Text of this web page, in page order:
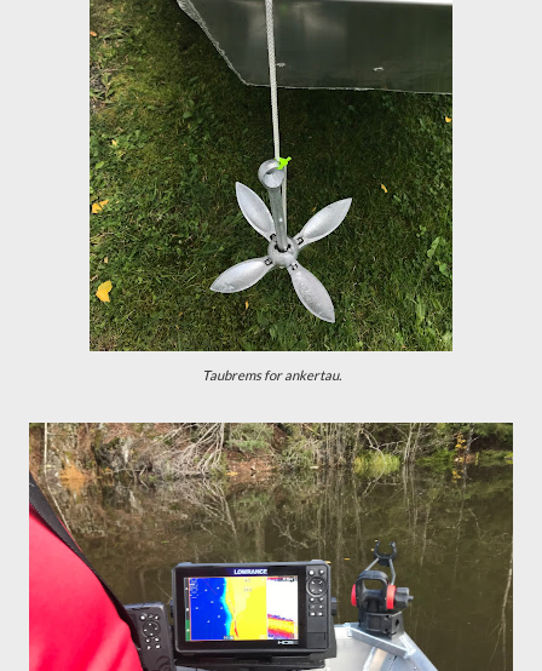
Taubrems for ankertau.